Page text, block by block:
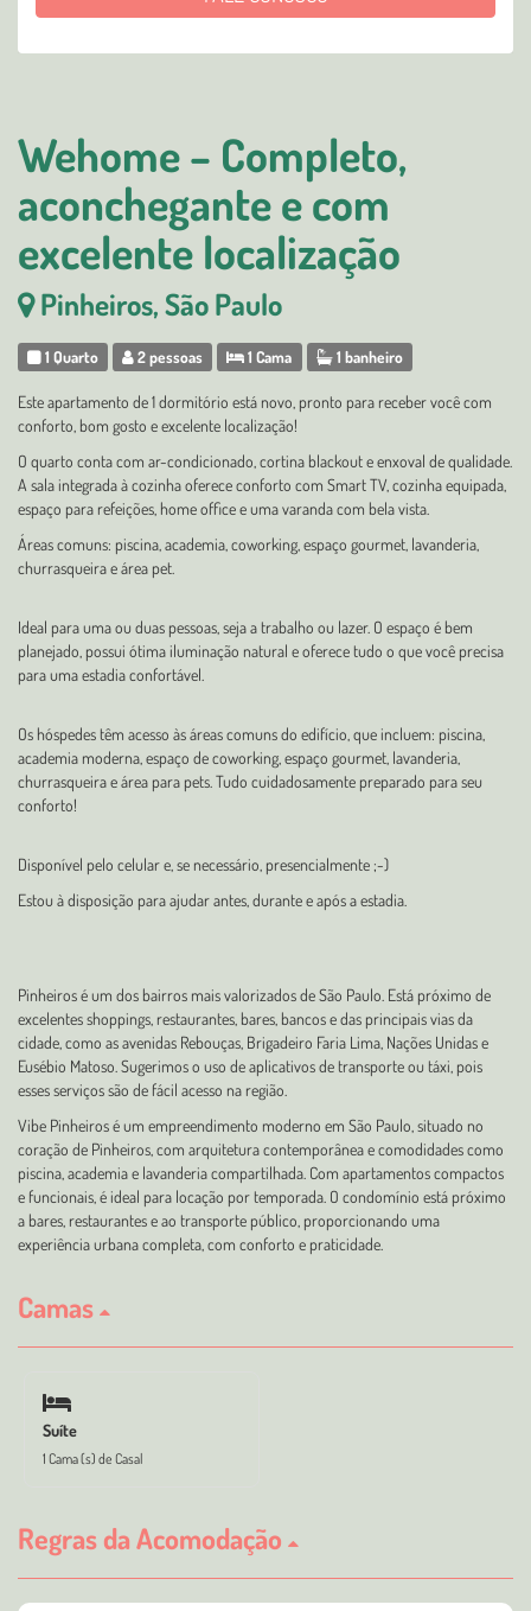
Wehome – Completo,
aconchegante e com
excelente localização
Pinheiros, São Paulo
1 Quarto 2 pessoas 1 Cama 1 banheiro
Este apartamento de 1 dormitório está novo, pronto para receber você com
conforto, bom gosto e excelente localização!
O quarto conta com ar-condicionado, cortina blackout e enxoval de qualidade.
A sala integrada à cozinha oferece conforto com Smart TV, cozinha equipada,
espaço para refeições, home office e uma varanda com bela vista.
Áreas comuns: piscina, academia, coworking, espaço gourmet, lavanderia,
churrasqueira e área pet.
Ideal para uma ou duas pessoas, seja a trabalho ou lazer. O espaço é bem
planejado, possui ótima iluminação natural e oferece tudo o que você precisa
para uma estadia confortável.
Os hóspedes têm acesso às áreas comuns do edifício, que incluem: piscina,
academia moderna, espaço de coworking, espaço gourmet, lavanderia,
churrasqueira e área para pets. Tudo cuidadosamente preparado para seu
conforto!
Disponível pelo celular e, se necessário, presencialmente ;-)
Estou à disposição para ajudar antes, durante e após a estadia.
Pinheiros é um dos bairros mais valorizados de São Paulo. Está próximo de
excelentes shoppings, restaurantes, bares, bancos e das principais vias da
cidade, como as avenidas Rebouças, Brigadeiro Faria Lima, Nações Unidas e
Eusébio Matoso. Sugerimos o uso de aplicativos de transporte ou táxi, pois
esses serviços são de fácil acesso na região.
Vibe Pinheiros é um empreendimento moderno em São Paulo, situado no
coração de Pinheiros, com arquitetura contemporânea e comodidades como
piscina, academia e lavanderia compartilhada. Com apartamentos compactos
e funcionais, é ideal para locação por temporada. O condomínio está próximo
a bares, restaurantes e ao transporte público, proporcionando uma
experiência urbana completa, com conforto e praticidade.
Camas
Suíte
1 Cama (s) de Casal
Regras da Acomodação